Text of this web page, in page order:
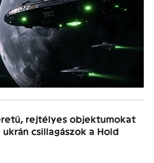
rejtélyes objektumokat
csillagászok a Hold